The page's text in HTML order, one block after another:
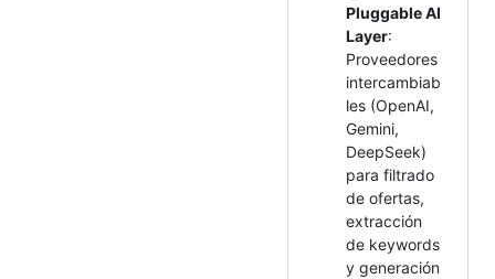
Pluggable AI
Layer:
Proveedores
intercambiab
les (OpenAI,
Gemini,
DeepSeek)
para filtrado
de ofertas,
extracción
de keywords
y generación